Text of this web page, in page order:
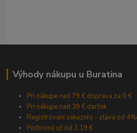
Výhody nákupu u Buratina
Pri nákupe nad 79 € doprava za 0 €
Pri nákupe nad 39 € darček
Registrovaní zákazníci - zľava od 4%
Poštovné už od 3,19 €